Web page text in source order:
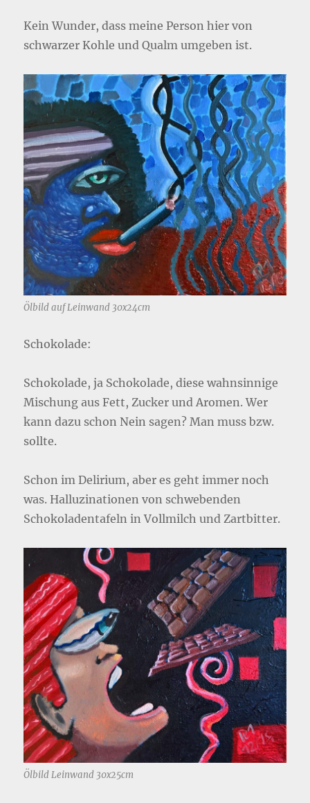
Kein Wunder, dass meine Person hier von
schwarzer Kohle und Qualm umgeben ist.
Ölbild auf Leinwand 30x24cm
Schokolade:
Schokolade, ja Schokolade, diese wahnsinnige
Mischung aus Fett, Zucker und Aromen. Wer
kann dazu schon Nein sagen? Man muss bzw.
sollte.
Schon im Delirium, aber es geht immer noch
was. Halluzinationen von schwebenden
Schokoladentafeln in Vollmilch und Zartbitter.
Ölbild Leinwand 30x25cm